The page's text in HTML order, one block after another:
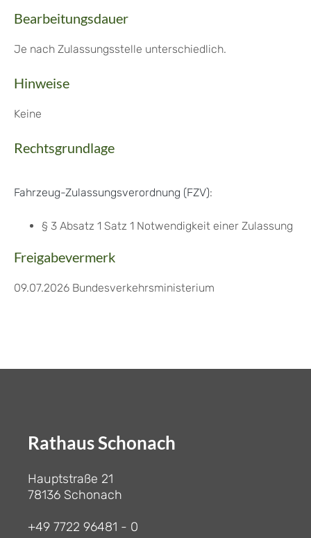
Bearbeitungsdauer
Je nach Zulassungsstelle unterschiedlich.
Hinweise
Keine
Rechtsgrundlage
Fahrzeug-Zulassungsverordnung (FZV):
§ 3 Absatz 1 Satz 1 Notwendigkeit einer Zulassung
Freigabevermerk
09.07.2026 Bundesverkehrsministerium
Rathaus Schonach
Hauptstraße 21
78136 Schonach
+49 7722 96481 - 0